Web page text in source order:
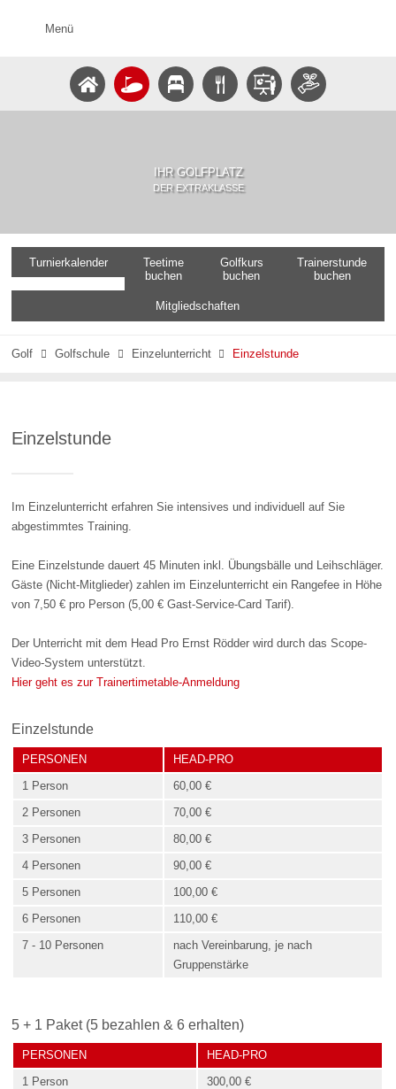
Menü
IHR GOLFPLATZ
DER EXTRAKLASSE
Turnierkalender
Teetime
buchen
Golfkurs
buchen
Trainerstunde
buchen
Mitgliedschaften
Golf  Golfschule  Einzelunterricht  Einzelstunde
Einzelstunde
Im Einzelunterricht erfahren Sie intensives und individuell auf Sie
abgestimmtes Training.
Eine Einzelstunde dauert 45 Minuten inkl. Übungsbälle und Leihschläger.
Gäste (Nicht-Mitglieder) zahlen im Einzelunterricht ein Rangefee in Höhe
von 7,50 € pro Person (5,00 € Gast-Service-Card Tarif).
Der Unterricht mit dem Head Pro Ernst Rödder wird durch das Scope-
Video-System unterstützt.
Hier geht es zur Trainertimetable-Anmeldung
Einzelstunde
PERSONEN
HEAD-PRO
1 Person
60,00 €
2 Personen
70,00 €
3 Personen
80,00 €
4 Personen
90,00 €
5 Personen
100,00 €
6 Personen
110,00 €
7 - 10 Personen
nach Vereinbarung, je nach
Gruppenstärke
5 + 1 Paket (5 bezahlen & 6 erhalten)
PERSONEN
HEAD-PRO
1 Person
300,00 €